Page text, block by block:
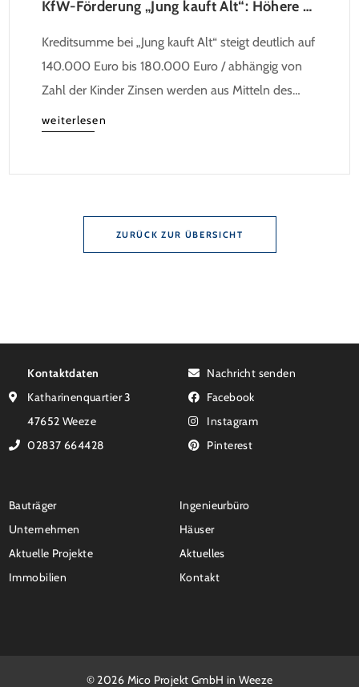
KfW-Förderung „Jung kauft Alt“: Höhere Kredite ab August 2026
Kreditsumme bei „Jung kauft Alt“ steigt deutlich auf
140.000 Euro bis 180.000 Euro / abhängig von
Zahl der Kinder Zinsen werden aus Mitteln des
Bundes verbilligt: Heutiger Zins bei 0,53 Prozent
weiterlesen
ZURÜCK ZUR ÜBERSICHT
Kontaktdaten
Katharinenquartier 3
47652 Weeze
02837 664428
Nachricht senden
Facebook
Instagram
Pinterest
Bauträger
Ingenieurbüro
Unternehmen
Häuser
Aktuelle Projekte
Aktuelles
Immobilien
Kontakt
© 2026 Mico Projekt GmbH in Weeze